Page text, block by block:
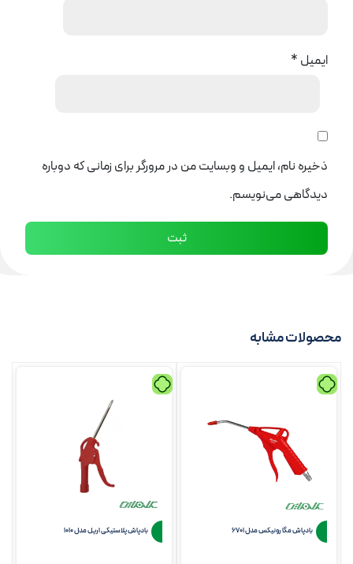
ایمیل *
ذخیره نام، ایمیل و وبسایت من در مرورگر برای زمانی که دوباره
دیدگاهی می‌نویسم.
محصولات مشابه
بادپاش مگا رونیکس مدل 6701 بادپاش پلاستیکی اریل مدل 1010